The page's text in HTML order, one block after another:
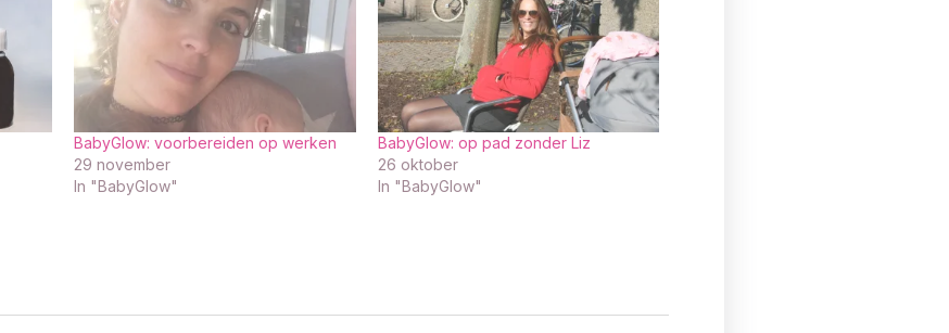
BabyGlow: voorbereiden op werken
29 november
In "BabyGlow"
BabyGlow: op pad zonder Liz
26 oktober
In "BabyGlow"